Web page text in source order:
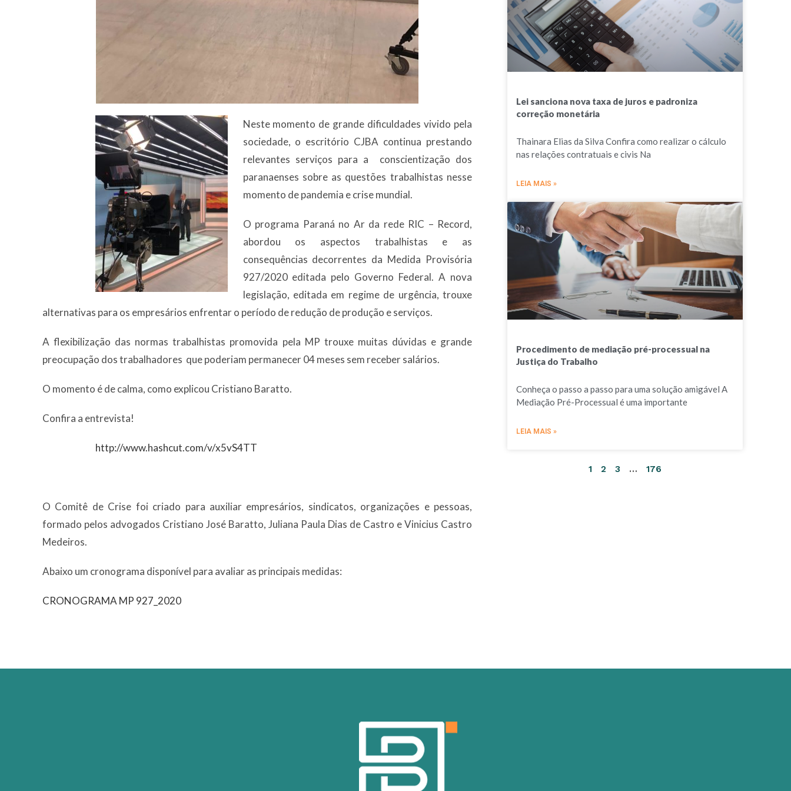
Neste momento de grande dificuldades vivido pela
sociedade, o escritório CJBA continua prestando
relevantes serviços para a conscientização dos
paranaenses sobre as questões trabalhistas nesse
momento de pandemia e crise mundial.
O programa Paraná no Ar da rede RIC – Record,
abordou os aspectos trabalhistas e as
consequências decorrentes da Medida Provisória
927/2020 editada pelo Governo Federal. A nova
legislação, editada em regime de urgência, trouxe
alternativas para os empresários enfrentar o período de redução de produção e serviços.
A flexibilização das normas trabalhistas promovida pela MP trouxe muitas dúvidas e grande
preocupação dos trabalhadores que poderiam permanecer 04 meses sem receber salários.
O momento é de calma, como explicou Cristiano Baratto.
Confira a entrevista!
http://www.hashcut.com/v/x5vS4TT
O Comitê de Crise foi criado para auxiliar empresários, sindicatos, organizações e pessoas,
formado pelos advogados Cristiano José Baratto, Juliana Paula Dias de Castro e Vinicius Castro
Medeiros.
Abaixo um cronograma disponível para avaliar as principais medidas:
CRONOGRAMA MP 927_2020
Lei sanciona nova taxa de juros e padroniza
correção monetária
Thainara Elias da Silva Confira como realizar o cálculo
nas relações contratuais e civis Na
LEIA MAIS »
Procedimento de mediação pré-processual na
Justiça do Trabalho
Conheça o passo a passo para uma solução amigável A
Mediação Pré-Processual é uma importante
LEIA MAIS »
1 2 3 … 176